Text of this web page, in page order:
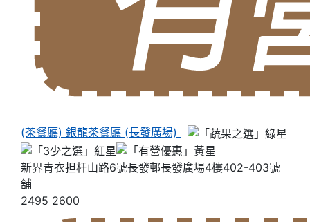
(茶餐廳) 銀龍茶餐廳 (長發廣場)
新界青衣担杆山路6號長發邨長發廣場4樓402-403號
舖
2495 2600